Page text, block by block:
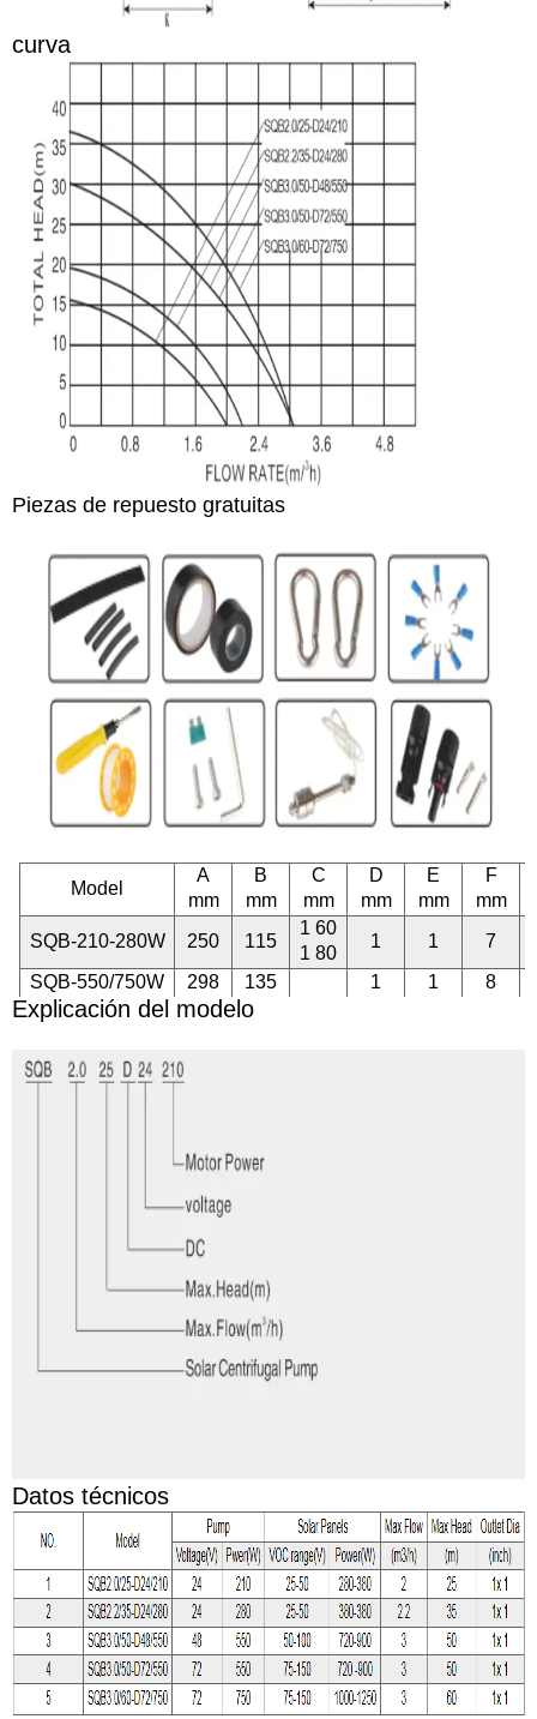
curva
Piezas de repuesto gratuitas
Model
A B C D E
F
mm
mm mm mm mm mm
SQB-210-280W
250 115
1 60
1 1 7
1 80
SQB-550/750W
298 135 1 1 8
Explicación del modelo
Datos técnicos